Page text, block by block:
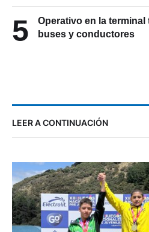
5
Operativo en la
buses y conductores
LEER A CONTINUACIÓN